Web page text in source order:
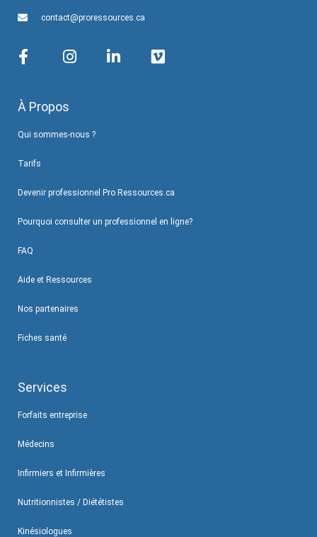
contact@proressources.ca
À Propos
Qui sommes-nous ?
Tarifs
Devenir professionnel Pro Ressources.ca
Pourquoi consulter un professionnel en ligne?
FAQ
Aide et Ressources
Nos partenaires
Fiches santé
Services
Forfaits entreprise
Médecins
Infirmiers et Infirmières
Nutritionnistes / Diététistes
Kinésiologues